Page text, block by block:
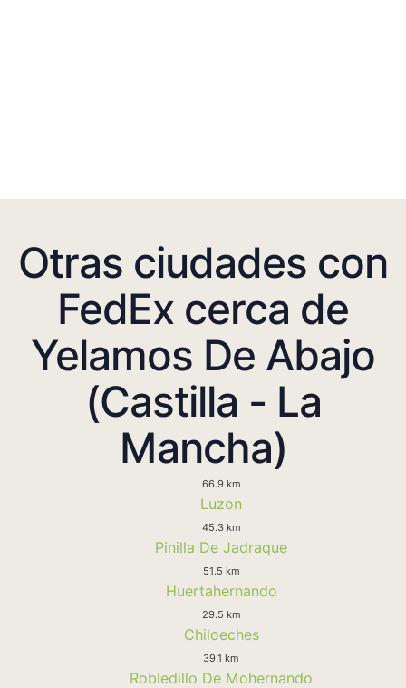
Otras ciudades con
FedEx cerca de
Yelamos De Abajo
(Castilla - La
Mancha)
66.9 km
Luzon
45.3 km
Pinilla De Jadraque
51.5 km
Huertahernando
29.5 km
Chiloeches
39.1 km
Robledillo De Mohernando